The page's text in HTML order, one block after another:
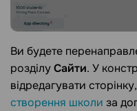
Ви будете
розділуСайти. У
відредагувати
створення школи за